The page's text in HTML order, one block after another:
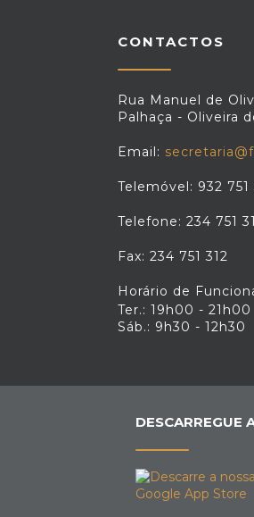
CONTACTOS
Rua Manuel de
Palhaça - Oliveira
Email:
Telemóvel: 932 751
Telefone: 234 751
Fax: 234 751 312
Horário de
Ter.: 19h00 - 21h00
Sáb.: 9h30 - 12h30
DESCARREGUE